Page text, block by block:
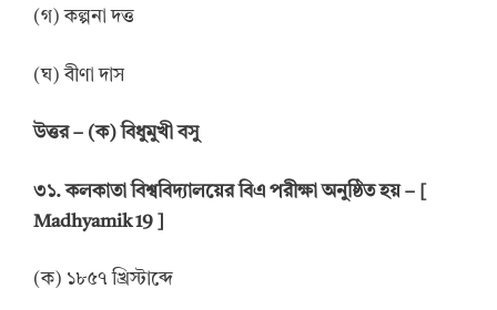
(গ) কল্পনা দত্ত
(ঘ) বীণা দাস
উত্তর– (ক) বিধুমুখী বসু
৩১. কলকাতা বিশ্ববিদ্যালয়ের বিএ পরীক্ষা অনুষ্ঠিত হয় – [
Madhyamik 19 ]
(ক) ১৮৫৭ খ্রিস্টাব্দে